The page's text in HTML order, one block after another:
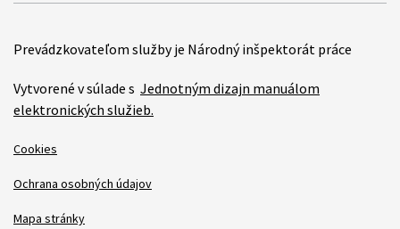
Prevádzkovateľom služby je Národný inšpektorát práce
Vytvorené v súlade s Jednotným dizajn manuálom
elektronických služieb.
Cookies
Ochrana osobných údajov
Mapa stránky